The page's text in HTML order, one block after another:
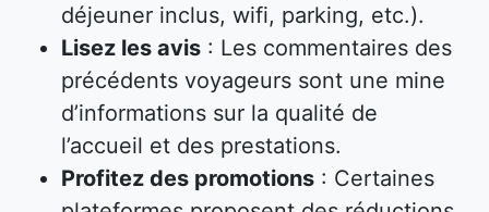
déjeuner inclus, wifi, parking, etc.).
Lisez les avis : Les commentaires des
précédents voyageurs sont une mine
d’informations sur la qualité de
l’accueil et des prestations.
Profitez des promotions : Certaines